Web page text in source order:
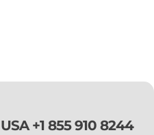
USA+1 855 910 8244